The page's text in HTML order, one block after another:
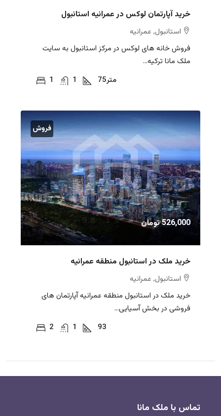
خرید آپارتمان لوکس در عمرانیه استانبول
استانبول, عمرانیه
فروش خانه های لوکس در مرکز استانبول به سایت
ملک مانا ترکیه...
1
1 75متر
فروش
526,000 تومان
خرید ملک در استانبول منطقه عمرانیه
استانبول, عمرانیه
خرید ملک در استانبول منطقه عمرانیه آپارتمان های
فروشی در بخش آسیایی...
2
1 93
تماس با ملک مانا